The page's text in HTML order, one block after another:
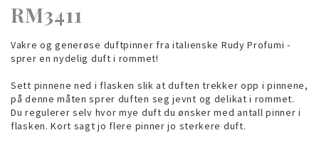
RM3411
Vakre og generøse duftpinner fra italienske Rudy Profumi -
sprer en nydelig duft i rommet!
Sett pinnene ned i flasken slik at duften trekker opp i pinnene,
på denne måten sprer duften seg jevnt og delikat i rommet.
Du regulerer selv hvor mye duft du ønsker med antall pinner i
flasken. Kort sagt jo flere pinner jo sterkere duft.